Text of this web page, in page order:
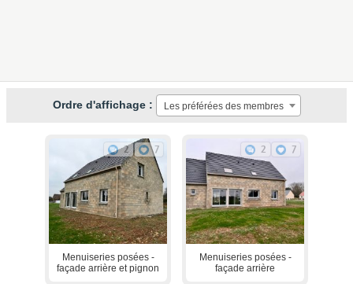
Ordre d'affichage : Les préférées des membres
2 7
Menuiseries posées -
façade arrière et pignon
2 7
Menuiseries posées -
façade arrière